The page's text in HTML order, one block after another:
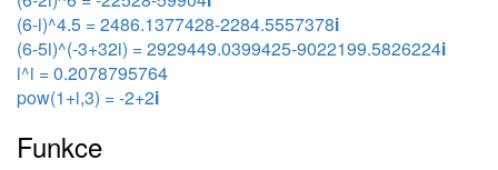
(6-i)^4.5 = 2486.1377428-2284.5557378i
(6-5i)^(-3+32i) = 2929449.0399425-9022199.5826224i
i^i = 0.2078795764
pow(1+i,3) = -2+2i
Funkce